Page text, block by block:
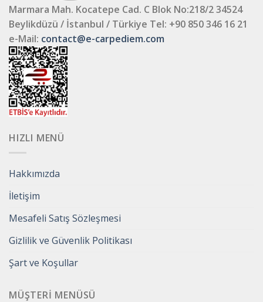
Marmara Mah. Kocatepe Cad. C Blok No:218/2 34524
Beylikdüzü / İstanbul / Türkiye Tel: +90 850 346 16 21
e-Mail: contact@e-carpediem.com
HIZLI MENÜ
Hakkımızda
İletişim
Mesafeli Satış Sözleşmesi
Gizlilik ve Güvenlik Politikası
Şart ve Koşullar
MÜŞTERI MENÜSÜ